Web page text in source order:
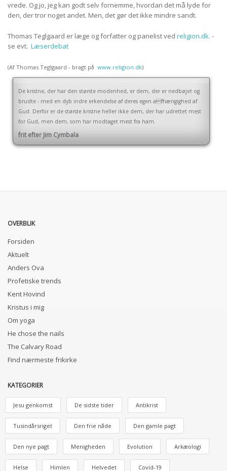
vrede. Og jo, jeg kan godt selv fornemme, hvordan det må lyde for
den, der tror noget andet. Men, det gør det ikke mindre sandt.
Thomas Teglgaard er læge og forfatter og panelist ved religion.dk. -
se evt. Læserdebat
(Af Thomas Teglgaard - bragt på www.religion.dk)
De kristne, der har den største modenhed, er dem, der er nedbøjet og
brudte - med en dyb indre erkendelse af deres egen afhængighed af
Gud. Derfor er de største kristne heller ikke dem, der har udrettet mest
for Gud, men dem, som har modtaget mest fra ham.
frit efter Jim Cymbala
OVERBLIK
Forsiden
Aktuelt
Anders Ova
Profetiske trends
Kent Hovind
Kristus i mig
Om yoga
He chose the nails
The Calvary Road
Find nærmeste frikirke
KATEGORIER
Jesu genkomst De sidste tider Antikrist
Tusindårsriget Den frie nåde Den gamle pagt
Den nye pagt Menigheden Evolution Arkæologi
Helse Himlen Helvedet Covid-19